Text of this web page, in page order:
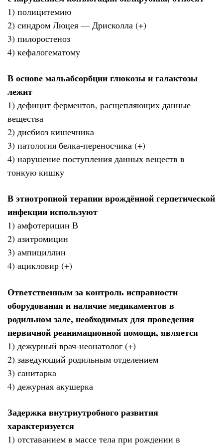
1) полицитемию
2) синдром Люцея — Дрисколла (+)
3) пилоростеноз
4) кефалогематому
В основе мальабсорбции глюкозы и галактозы
лежит
1) дефицит ферментов, расщепляющих данные
вещества
2) дисбиоз кишечника
3) патология белка-переносчика (+)
4) нарушение поступления данных веществ в
тонкую кишку
В этиотропной терапии врождённой герпетической
инфекции используют
1) амфотерицин В
2) азитромицин
3) ампициллин
4) ацикловир (+)
Ответственным за контроль исправности
оборудования и наличие медикаментов в
родильном зале, необходимых для проведения
первичной реанимационной помощи, является
1) дежурный врач-неонатолог (+)
2) заведующий родильным отделением
3) санитарка
4) дежурная акушерка
Задержка внутриутробного развития
характеризуется
1) отставанием в массе тела при рождении в